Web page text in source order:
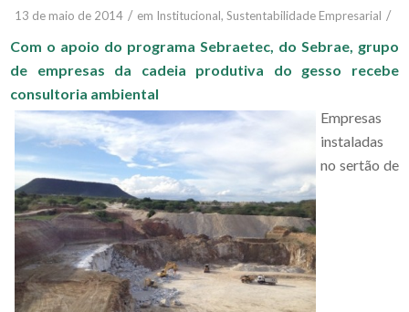
13 de maio de 2014 / em Institucional, Sustentabilidade Empresarial /
Com o apoio do programa Sebraetec, do Sebrae, grupo
de empresas da cadeia produtiva do gesso recebe
consultoria ambiental
Empresas
instaladas
no sertão de